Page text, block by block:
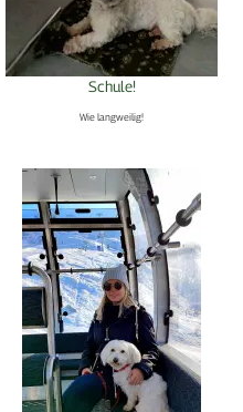
Schule!
Wie langweilig!